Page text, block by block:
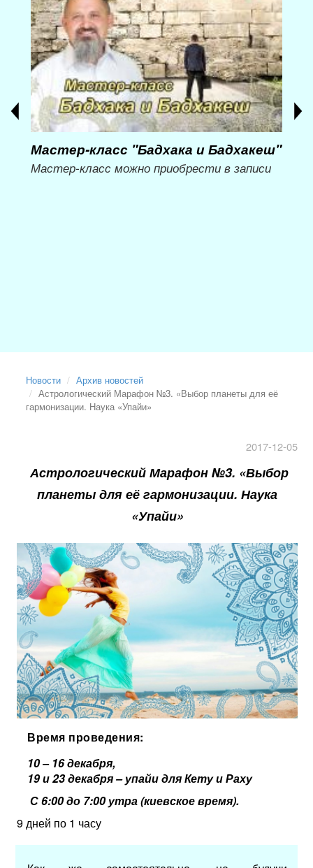
Мастер-класс "Бадхака и Бадхакеш"
Мастер-класс можно приобрести в записи
Новости
Архив новостей
Астрологический Марафон №3. «Выбор планеты для её
гармонизации. Наука «Упайи»
2017-12-05
Астрологический Марафон №3. «Выбор
планеты для её гармонизации. Наука
«Упайи»
Время проведения:
10 – 16 декабря,
19 и 23 декабря– упайи для Кету и Раху
С 6:00 до 7:00 утра (киевское время).
9 дней по 1 часу